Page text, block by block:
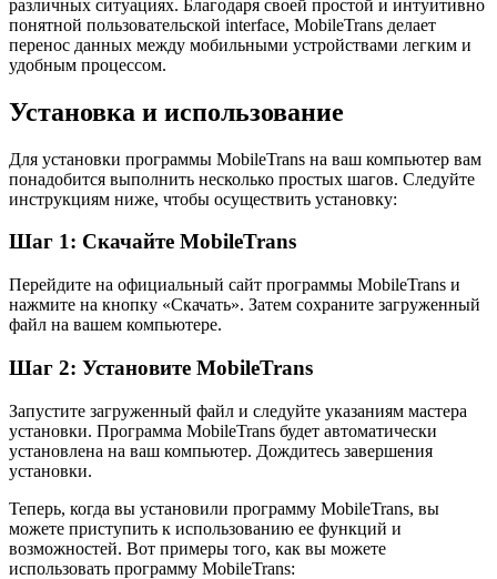
различных ситуациях. Благодаря своей простой и интуитивно
понятной пользовательской interface, MobileTrans делает
перенос данных между мобильными устройствами легким и
удобным процессом.
Установка и использование
Для установки программы MobileTrans на ваш компьютер вам
понадобится выполнить несколько простых шагов. Следуйте
инструкциям ниже, чтобы осуществить установку:
Шаг 1: Скачайте MobileTrans
Перейдите на официальный сайт программы MobileTrans и
нажмите на кнопку «Скачать». Затем сохраните загруженный
файл на вашем компьютере.
Шаг 2: Установите MobileTrans
Запустите загруженный файл и следуйте указаниям мастера
установки. Программа MobileTrans будет автоматически
установлена на ваш компьютер. Дождитесь завершения
установки.
Теперь, когда вы установили программу MobileTrans, вы
можете приступить к использованию ее функций и
возможностей. Вот примеры того, как вы можете
использовать программу MobileTrans: